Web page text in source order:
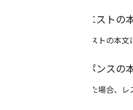
リクエストの
リクエストの本文
レスポンスの
成功した場合、